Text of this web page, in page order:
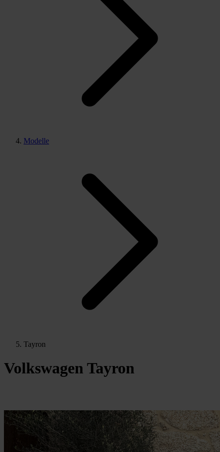
Modelle
Tayron
Volkswagen Tayron